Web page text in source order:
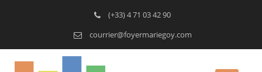
(+33) 4 71 03 42 90
courrier@foyermariegoy.com